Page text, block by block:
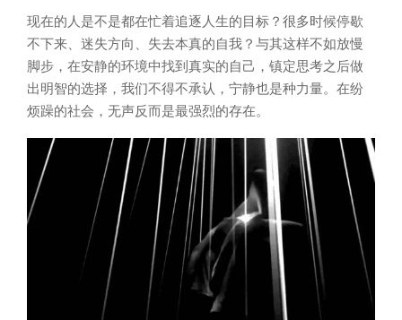
现在的人是不是都在忙着追逐人生的目标？很多时候停歇
不下来、迷失方向、失去本真的自我？与其这样不如放慢
脚步，在安静的环境中找到真实的自己，镇定思考之后做
出明智的选择，我们不得不承认，宁静也是种力量。在纷
烦躁的社会，无声反而是最强烈的存在。